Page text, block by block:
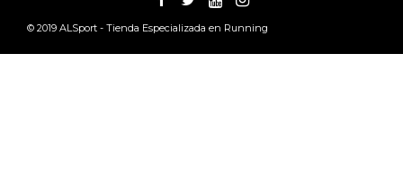
© 2019 ALSport - Tienda Especializada en Running